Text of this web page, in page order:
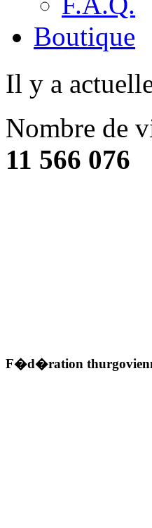
Boutique
Il y a
Nombre de
11 566 076
F�d�ration